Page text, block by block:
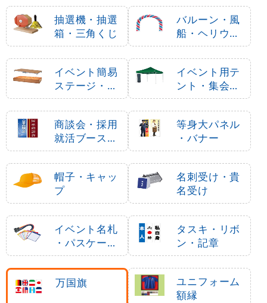
抽選機・抽選
箱・三角くじ
バルーン・風
船・ヘリウム
ガス
イベント簡易
ステージ・ポ
ータブルステ
ージ
イベント用テ
ント・集会用
テント
商談会・採用
就活ブース用
品
等身大パネル
・バナー
帽子・キャッ
プ
名刺受け・貴
名受け
イベント名札
・パスケース
・ネームホル
ダー
タスキ・リボ
ン・記章
万国旗
ユニフォーム
額縁